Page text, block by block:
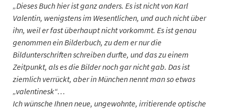
„Dieses Buch hier ist ganz anders. Es ist nicht von Karl
Valentin, wenigstens im Wesentlichen, und auch nicht über
ihn, weil er fast überhaupt nicht vorkommt. Es ist genau
genommen ein Bilderbuch, zu dem er nur die
Bildunterschriften schreiben durfte, und das zu einem
Zeitpunkt, als es die Bilder noch gar nicht gab. Das ist
ziemlich verrückt, aber in München nennt man so etwas
„valentinesk“…
Ich wünsche Ihnen neue, ungewohnte, irritierende optische